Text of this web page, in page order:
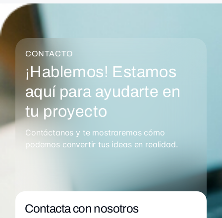
CONTACTO
¡Hablemos! Estamos
aquí para ayudarte en
tu proyecto
Contáctanos y te mostraremos cómo
podemos convertir tus ideas en realidad.
Contacta con nosotros